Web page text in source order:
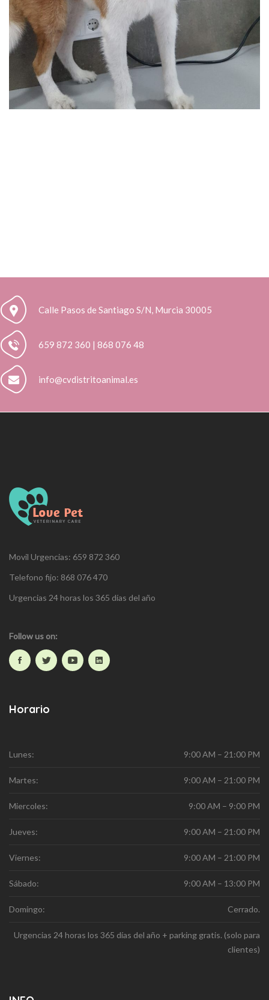
Calle Pasos de Santiago S/N, Murcia 30005
659 872 360 | 868 076 48
info@cvdistritoanimal.es
Movil Urgencias: 659 872 360
Telefono fijo: 868 076 470
Urgencias 24 horas los 365 días del año
Follow us on:
Horario
Lunes: 9:00 AM – 21:00 PM
Martes: 9:00 AM – 21:00 PM
Miercoles: 9:00 AM – 9:00 PM
Jueves: 9:00 AM – 21:00 PM
Viernes: 9:00 AM – 21:00 PM
Sábado: 9:00 AM – 13:00 PM
Domingo: Cerrado.
Urgencias 24 horas los 365 días del año + parking gratis. (solo para
clientes)